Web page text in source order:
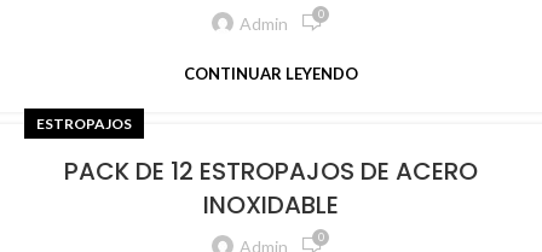
Admin 0
CONTINUAR LEYENDO
ESTROPAJOS
PACK DE 12 ESTROPAJOS DE ACERO
INOXIDABLE
Admin 0